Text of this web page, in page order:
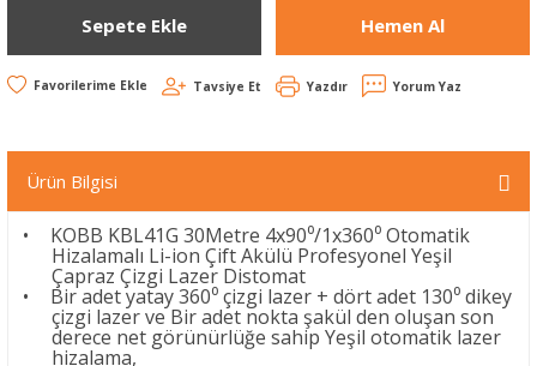
Sepete Ekle Hemen Al
Tavsiye Et Yazdır Yorum Yaz
Ürün Bilgisi
• KOBB KBL41G 30Metre 4x90⁰/1x360⁰ Otomatik
Hizalamalı Li-ion Çift Akülü Profesyonel Yeşil
Çapraz Çizgi Lazer Distomat
• Bir adet yatay 360⁰ çizgi lazer + dört adet 130⁰ dikey
çizgi lazer ve Bir adet nokta şakül den oluşan son
derece net görünürlüğe sahip Yeşil otomatik lazer
hizalama,